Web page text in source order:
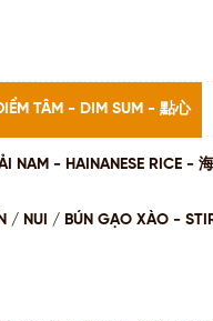
TÂM - DIM SUM - 點心
NAM - HAINANESE RICE -
/ NUI / BÚN GẠO XÀO -